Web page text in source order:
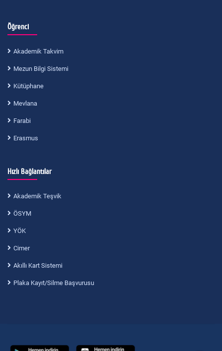
Öğrenci
Akademik Takvim
Mezun Bilgi Sistemi
Kütüphane
Mevlana
Farabi
Erasmus
Hızlı Bağlantılar
Akademik Teşvik
ÖSYM
YÖK
Cimer
Akıllı Kart Sistemi
Plaka Kayıt/Silme Başvurusu